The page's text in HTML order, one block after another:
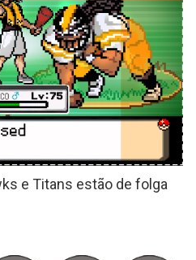
e Titans estão de folga